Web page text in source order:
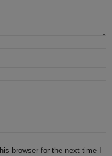
browser for the next time I